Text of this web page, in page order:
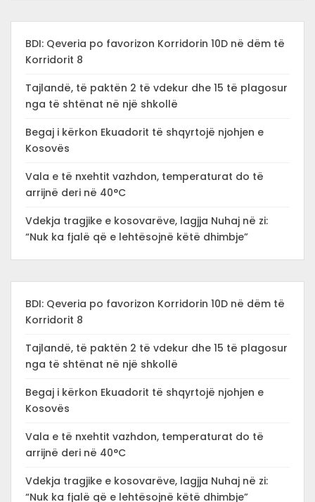
BDI: Qeveria po favorizon Korridorin 10D në dëm të
Korridorit 8
Tajlandë, të paktën 2 të vdekur dhe 15 të plagosur
nga të shtënat në një shkollë
Begaj i kërkon Ekuadorit të shqyrtojë njohjen e
Kosovës
Vala e të nxehtit vazhdon, temperaturat do të
arrijnë deri në 40°C
Vdekja tragjike e kosovarëve, lagjja Nuhaj në zi:
“Nuk ka fjalë që e lehtësojnë këtë dhimbje”
BDI: Qeveria po favorizon Korridorin 10D në dëm të
Korridorit 8
Tajlandë, të paktën 2 të vdekur dhe 15 të plagosur
nga të shtënat në një shkollë
Begaj i kërkon Ekuadorit të shqyrtojë njohjen e
Kosovës
Vala e të nxehtit vazhdon, temperaturat do të
arrijnë deri në 40°C
Vdekja tragjike e kosovarëve, lagjja Nuhaj në zi:
“Nuk ka fjalë që e lehtësojnë këtë dhimbje”